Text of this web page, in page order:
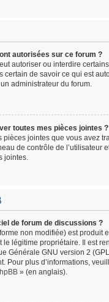
autorisées sur ce forum ?
autoriser ou interdire
certain de savoir ce qui est
administrateur du forum.
toutes mes pièces jointes ?
pièces jointes que vous avez
de contrôle de l’utilisateur
jointes.
de forum de discussions ?
non modifiée) est produit
le légitime propriétaire. Il est
Générale GNU version 2
Pour plus d’informations,
» (en anglais).